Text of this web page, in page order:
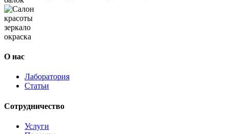
О нас
Лаборатория
Статьи
Сотрудничество
Услуги